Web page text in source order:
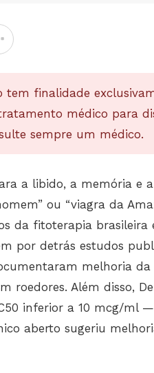
tem finalidade
médico para
sempre um médico.
a libido, a memória e
ou “viagra da
da fitoterapia brasileira
por detrás estudos
melhoria
roedores. Além disso,
inferior a 10 mcg/ml
aberto sugeriu